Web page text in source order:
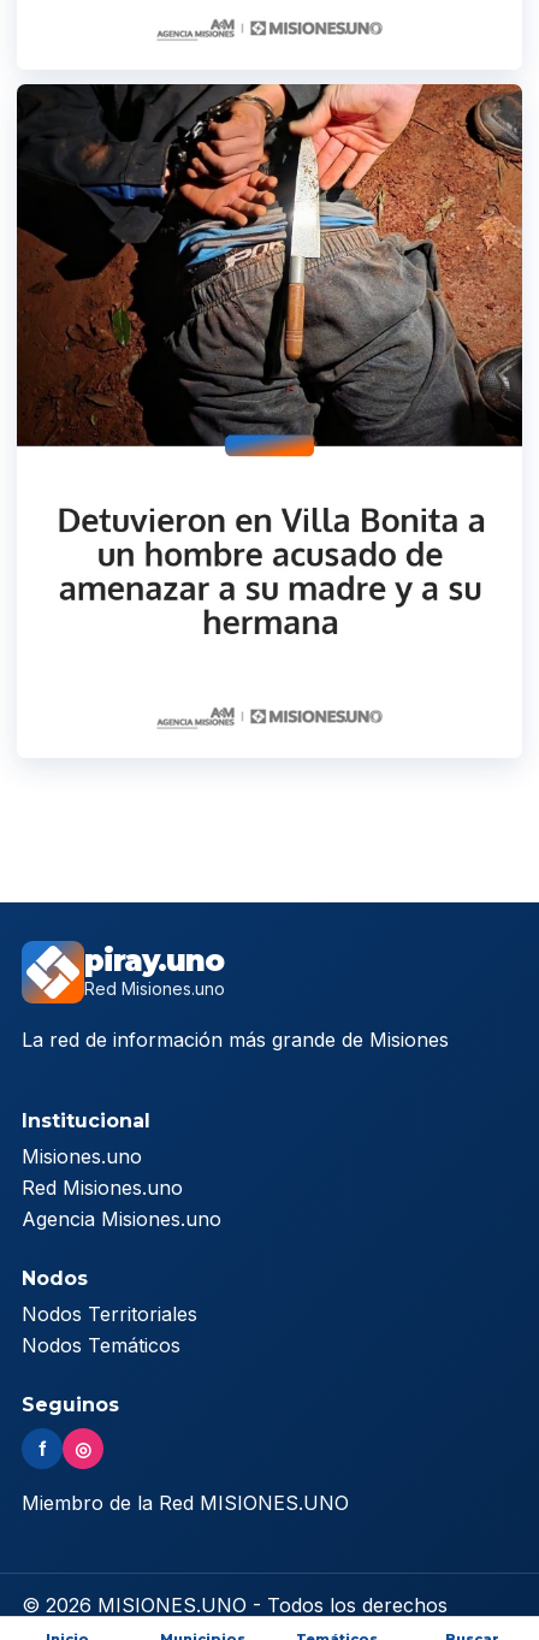
piray.uno
Red Misiones.uno
La red de información más grande de Misiones
Institucional
Misiones.uno
Red Misiones.uno
Agencia Misiones.uno
Nodos
Nodos Territoriales
Nodos Temáticos
Seguinos
f ◎
Miembro de la Red MISIONES.UNO
© 2026 MISIONES.UNO - Todos los derechos
reservados